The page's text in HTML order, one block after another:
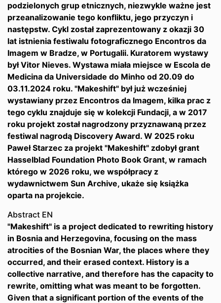
podzielonych grup etnicznych, niezwykle ważne jest
przeanalizowanie tego konfliktu, jego przyczyn i
następstw. Cykl został zaprezentowany z okazji 30
lat istnienia festiwalu fotograficznego Encontros da
Imagem w Bradze, w Portugalii. Kuratorem wystawy
był Vitor Nieves. Wystawa miała miejsce w Escola de
Medicina da Universidade do Minho od 20.09 do
03.11.2024 roku. "Makeshift" był już wcześniej
wystawiany przez Encontros da Imagem, kilka prac z
tego cyklu znajduje się w kolekcji Fundacji, a w 2017
roku projekt został nagrodzony przyznawaną przez
festiwal nagrodą Discovery Award. W 2025 roku
Paweł Starzec za projekt "Makeshift" zdobył grant
Hasselblad Foundation Photo Book Grant, w ramach
którego w 2026 roku, we współpracy z
wydawnictwem Sun Archive, ukaże się książka
oparta na projekcie.
Abstract EN
"Makeshift" is a project dedicated to rewriting history
in Bosnia and Herzegovina, focusing on the mass
atrocities of the Bosnian War, the places where they
occurred, and their erased context. History is a
collective narrative, and therefore has the capacity to
rewrite, omitting what was meant to be forgotten.
Given that a significant portion of the events of the